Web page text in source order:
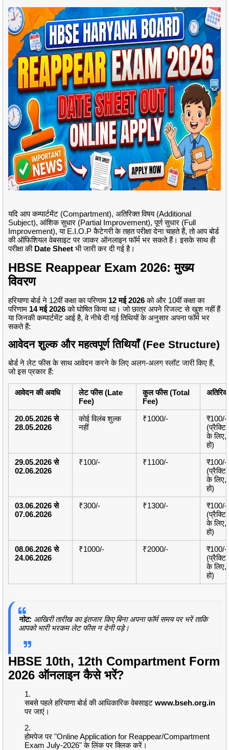
यदि आप कम्पार्टमेंट (Compartment), अतिरिक्त विषय (Additional
Subject), आंशिक सुधार (Partial Improvement), पूर्ण सुधार (Full
Improvement), या E.I.O.P कैटेगरी के तहत परीक्षा देना चाहते हैं, तो आप बोर्ड
की ऑफिशियल वेबसाइट पर जाकर ऑनलाइन फॉर्म भर सकते हैं। इसके साथ ही
परीक्षा की Date Sheet भी जारी कर दी गई है।
HBSE Reappear Exam 2026: मुख्य
विवरण
हरियाणा बोर्ड ने 12वीं कक्षा का परिणाम 12 मई 2026को और 10वीं कक्षा का
परिणाम 14 मई 2026को घोषित किया था। जो छात्र अपने रिजल्ट से खुश नहीं हैं
या जिनकी कम्पार्टमेंट आई है, वे नीचे दी गई तिथियों के अनुसार अपना फॉर्म भर
सकते हैं:
आवेदन शुल्क और महत्वपूर्ण तिथियाँ (Fee Structure)
बोर्ड ने लेट फीस के साथ आवेदन करने के लिए अलग-अलग स्लॉट जारी किए हैं,
जो इस प्रकार हैं:
आवेदन की अवधि
लेट फीस (Late
Fee)
कुल फीस (Total
Fee)
20.05.2026 से
28.05.2026
कोई विलंब शुल्क
नहीं
₹1000/-
₹100/-
के लिए,
हो)
29.05.2026 से
02.06.2026
₹100/- ₹1100/-
₹100/-
के लिए,
हो)
03.06.2026 से
07.06.2026
₹300/- ₹1300/-
₹100/-
के लिए,
हो)
08.06.2026 से
24.06.2026
₹1000/- ₹2000/-
₹100/-
के लिए,
हो)
नोट: आखिरी तारीख का इंतजार किए बिना अपना फॉर्म समय पर भरें ताकि
आपको भारी भरकम लेट फीस न देनी पड़े।
HBSE 10th, 12th Compartment Form
2026 ऑनलाइन कैसे भरें?
सबसे पहले हरियाणा बोर्ड की आधिकारिक वेबसाइट www.bseh.org.in
पर जाएं।
होमपेज पर "Online Application for Reappear/Compartment
Exam July-2026" के लिंक पर क्लिक करें।